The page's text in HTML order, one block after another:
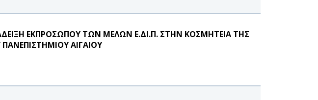
ΕΚΠΡΟΣΩΠΟΥ ΤΩΝ ΜΕΛΩΝ Ε.ΔΙ.Π. ΣΤΗΝ ΚΟΣΜΗΤΕΙΑ ΤΗΣ
ΑΙΓΑΙΟΥ